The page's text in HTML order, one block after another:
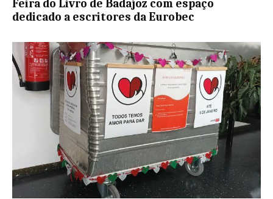
Feira do Livro de Badajoz com espaço
dedicado a escritores da Eurobec